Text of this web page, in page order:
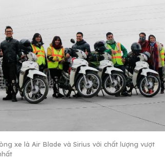
xe là Air Blade và Sirius với chất lượng vượt